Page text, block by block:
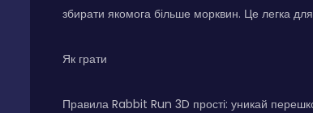
збирати якомога більше морквин. Це легка
Як грати
Правила Rabbit Run 3D прості: уникай